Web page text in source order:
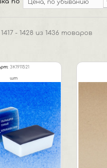
по Цена, по убыванию
- 1428 из 1436 товаров
ЗК1911521
шт